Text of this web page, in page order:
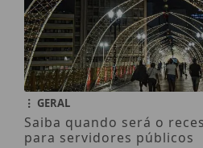
GERAL
Saiba quando será o
para servidores públicos